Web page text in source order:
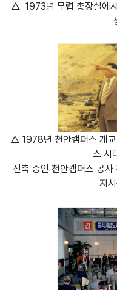
△ 1973년 무렵 총장실에
△ 1978년 천안캠퍼스 개교
스 시
신축 중인 천안캠퍼스 공
지